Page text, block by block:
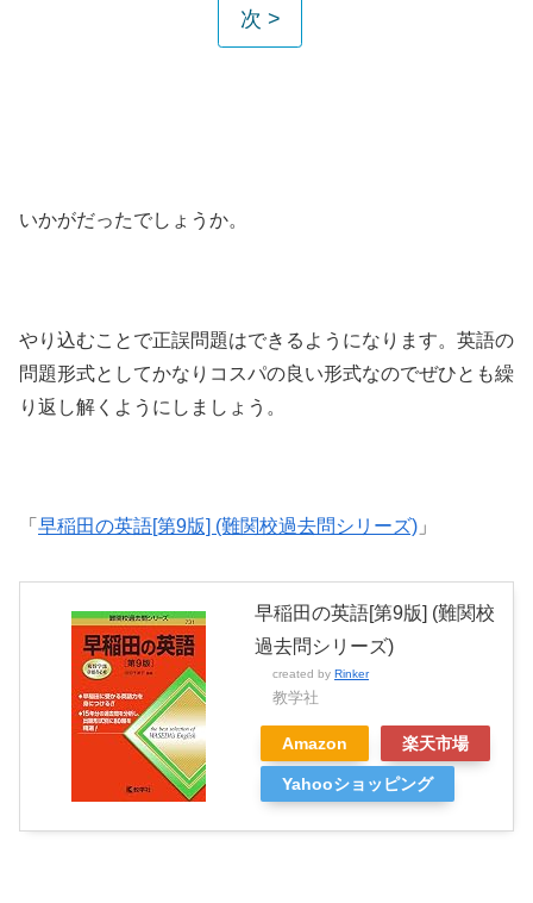
いかがだったでしょうか。
やり込むことで正誤問題はできるようになります。英語の
問題形式としてかなりコスパの良い形式なのでぜひとも繰
り返し解くようにしましょう。
「 早稲田の英語[第9版] (難関校過去問シリーズ) 」
早稲田の英語[第9版] (難関校
過去問シリーズ)
created by Rinker
教学社
Amazon 楽天市場
Yahooショッピング